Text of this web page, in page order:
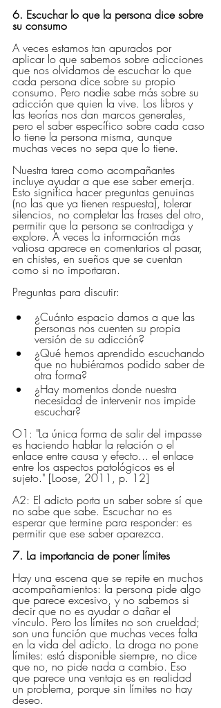
6. Escuchar lo que la persona dice sobre
su consumo
A veces estamos tan apurados por
aplicar lo que sabemos sobre adicciones
que nos olvidamos de escuchar lo que
cada persona dice sobre su propio
consumo. Pero nadie sabe más sobre su
adicción que quien la vive. Los libros y
las teorías nos dan marcos generales,
pero el saber específico sobre cada caso
lo tiene la persona misma, aunque
muchas veces no sepa que lo tiene.
Nuestra tarea como acompañantes
incluye ayudar a que ese saber emerja.
Esto significa hacer preguntas genuinas
(no las que ya tienen respuesta), tolerar
silencios, no completar las frases del otro,
permitir que la persona se contradiga y
explore. A veces la información más
valiosa aparece en comentarios al pasar,
en chistes, en sueños que se cuentan
como si no importaran.
Preguntas para discutir:
¿Cuánto espacio damos a que las
personas nos cuenten su propia
versión de su adicción?
¿Qué hemos aprendido escuchando
que no hubiéramos podido saber de
otra forma?
¿Hay momentos donde nuestra
necesidad de intervenir nos impide
escuchar?
O1: "La única forma de salir del impasse
es haciendo hablar la relación o el
enlace entre causa y efecto... el enlace
entre los aspectos patológicos es el
sujeto." [Loose, 2011, p. 12]
A2: El adicto porta un saber sobre sí que
no sabe que sabe. Escuchar no es
esperar que termine para responder: es
permitir que ese saber aparezca.
7. La importancia de poner límites
Hay una escena que se repite en muchos
acompañamientos: la persona pide algo
que parece excesivo, y no sabemos si
decir que no es ayudar o dañar el
vínculo. Pero los límites no son crueldad;
son una función que muchas veces falta
en la vida del adicto. La droga no pone
límites: está disponible siempre, no dice
que no, no pide nada a cambio. Eso
que parece una ventaja es en realidad
un problema, porque sin límites no hay
deseo.